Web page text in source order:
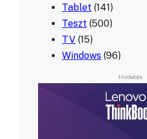
Tablet (141)
Teszt (500)
TV (15)
Windows (96)